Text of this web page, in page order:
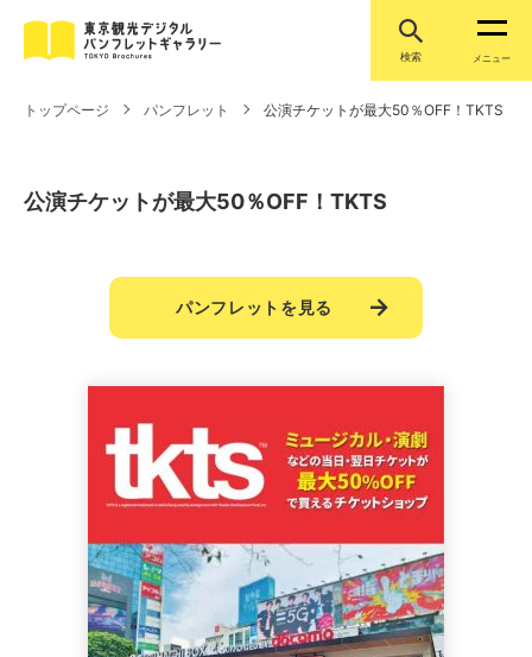
検索 メニュー
トップページ パンフレット 公演チケットが最大50％OFF！TKTS
公演チケットが最大50％OFF！TKTS
パンフレットを見る